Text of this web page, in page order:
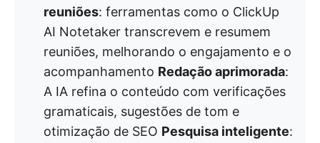
reuniões: ferramentas como o ClickUp
AI Notetaker transcrevem e resumem
reuniões, melhorando o engajamento e o
acompanhamento Redação aprimorada:
A IA refina o conteúdo com verificações
gramaticais, sugestões de tom e
otimização de SEO Pesquisa inteligente: